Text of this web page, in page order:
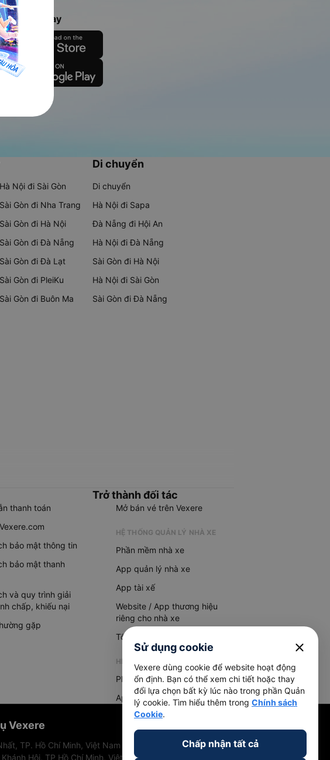
nhất.
Vexere ngay
Nội đi Sài Gòn
Gòn đi Nha Trang
Gòn đi Hà Nội
Gòn đi Đà Nẵng
Gòn đi Đà Lạt
Gòn đi PleiKu
Gòn đi Buôn Ma
Di chuyển
Di chuyển
Hà Nội đi Sapa
Đà Nẵng đi Hội An
Hà Nội đi Đà Nẵng
Sài Gòn đi Hà Nội
Hà Nội đi Sài Gòn
Sài Gòn đi Đà Nẵng
thanh toán
bảo mật thông tin
bảo mật thanh
và quy trình giải
chấp, khiếu nại
gặp
Trở thành đối tác
Mở bán vé trên Vexere
HỆ THỐNG QUẢN LÝ NHÀ XE
Phần mềm nhà xe
App quản lý nhà xe
App tài xế
Website / App thương hiệu
riêng cho nhà xe
Tổng đài AI
HỆ THỐNG QUẢN LÝ HÀNG HOÁ
Phần mềm quản lý hàng hoá
App quản lý hàng hoá
Vexere
TP. Hồ Chí Minh, Việt Nam
Hội, TP Hồ Chí Minh, Việt Nam
Sử dụng cookie close
Vexere dùng cookie để website hoạt động
ổn định. Bạn có thể xem chi tiết hoặc thay
đổi lựa chọn bất kỳ lúc nào trong phần Quản
lý cookie. Tìm hiểu thêm trong Chính sách
Cookie.
Chấp nhận tất cả